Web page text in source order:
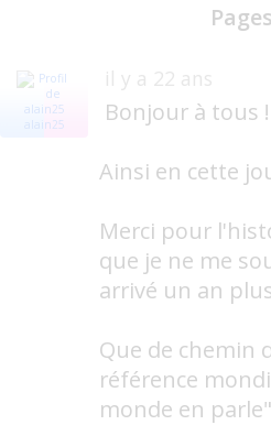
alain25
il y a 22 ans
Bonjour à tous !
Ainsi en cette
Merci pour
que je ne me
arrivé un an
Que de chemin
référence
monde en parle"